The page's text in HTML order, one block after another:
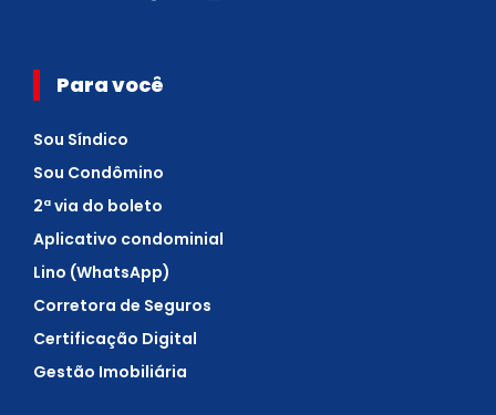
Para você
Sou Síndico
Sou Condômino
2ª via do boleto
Aplicativo condominial
Lino (WhatsApp)
Corretora de Seguros
Certificação Digital
Gestão Imobiliária